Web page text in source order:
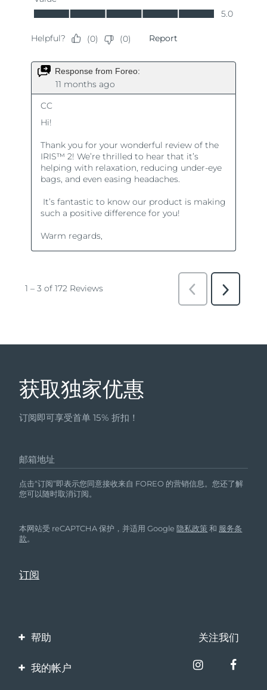
获取独家优惠
订阅即可享受首单 15% 折扣！
邮箱地址
点击“订阅”即表示您同意接收来自 FOREO 的营销信息。您还了解
您可以随时取消订阅。
本网站受 reCAPTCHA 保护，并适用 Google隐私政策 和 服务条
款。
帮助
联系我们
关注我们
我的帐户